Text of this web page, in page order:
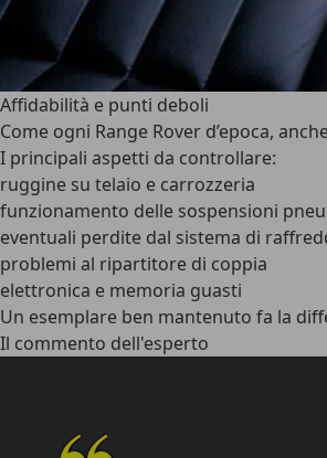
Affidabilità e punti deboli
Come ogni Range Rover d’epoca,
I principali aspetti da controllare:
ruggine su telaio e carrozzeria
funzionamento delle sospensioni
eventuali perdite dal sistema di
problemi al ripartitore di coppia
elettronica e memoria guasti
Un esemplare ben mantenuto fa la
Il commento dell'esperto